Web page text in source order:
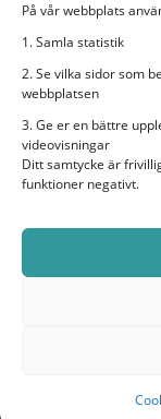
På vår webbplats
1. Samla statistik
2. Se vilka sidor som
webbplatsen
3. Ge er en bättre
videovisningar
Ditt samtycke är
funktioner negativt.
©